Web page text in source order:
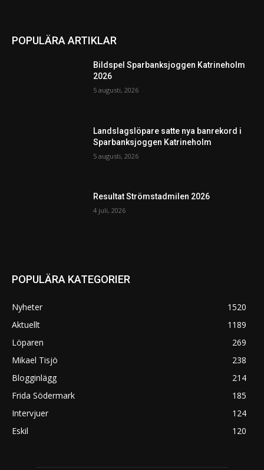
POPULÄRA ARTIKLAR
Bildspel Sparbanksjoggen Katrineholm
2026
5 augusti, 2026
Landslagslöpare satte nya banrekord i
Sparbanksjoggen Katrineholm
5 augusti, 2026
Resultat Strömstadmilen 2026
4 juli, 2026
POPULÄRA KATEGORIER
Nyheter
1520
Aktuellt
1189
Löparen
269
Mikael Tisjö
238
Blogginlägg
214
Frida Södermark
185
Intervjuer
124
Eskil
120